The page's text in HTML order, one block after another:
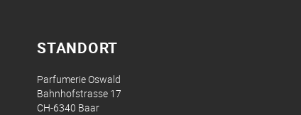
STANDORT
Parfumerie Oswald
Bahnhofstrasse 17
CH-6340 Baar